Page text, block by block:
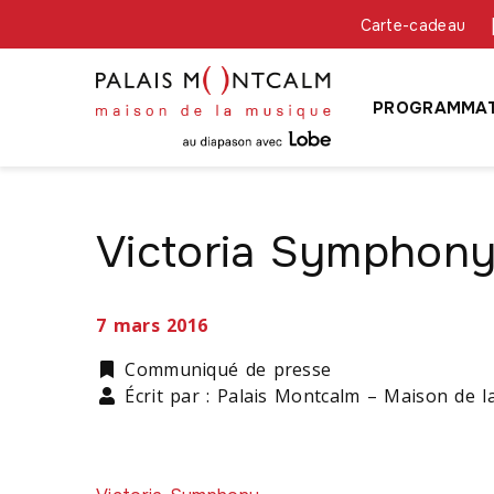
Carte-cadeau
Victoria Symphony
7 mars 2016
Catégorie
Communiqué de presse
Écrit par : Palais Montcalm – Maison de